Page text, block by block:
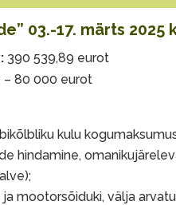
03.-17. märts 2025
390 539,89 eurot
– 80 000 eurot
kulu
hindamine,
mootorsõiduki, välja